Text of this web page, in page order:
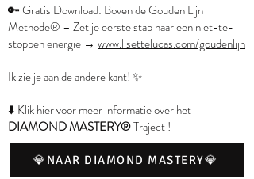
🔑 Gratis Download: Boven de Gouden Lijn
Methode® – Zet je eerste stap naar een niet-te-
stoppen energie → www.lisettelucas.com/goudenlijn
Ik zie je aan de andere kant! ✨
⬇️ Klik hier voor meer informatie over het
DIAMOND MASTERY®Traject!
💎NAAR DIAMOND MASTERY💎